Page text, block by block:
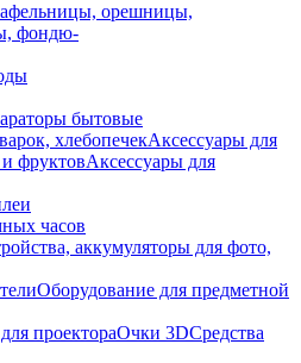
орешницы,
фондю-
бытовые
хлебопечекАксессуары для
фруктовАксессуары для
часов
аккумуляторы для фото,
Оборудование для предметной
проектораОчки 3DСредства